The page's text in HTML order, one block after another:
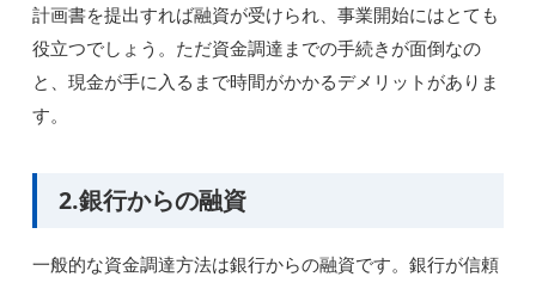
計画書を提出すれば融資が受けられ、事業開始にはとても
役立つでしょう。ただ資金調達までの手続きが面倒なの
と、現金が手に入るまで時間がかかるデメリットがありま
す。
2.銀行からの融資
一般的な資金調達方法は銀行からの融資です。銀行が信頼